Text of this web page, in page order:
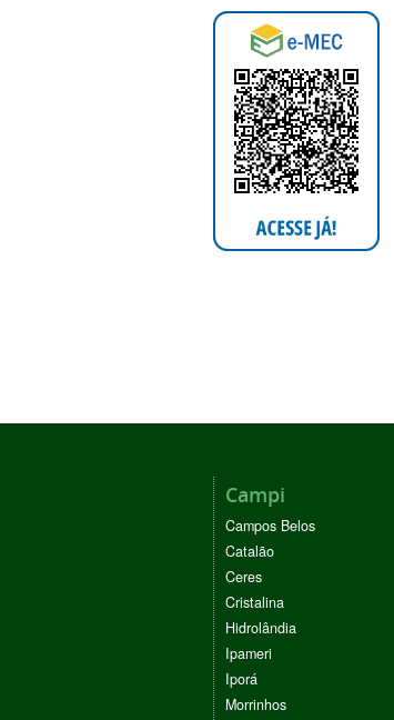
Campi
Campos Belos
Catalão
Ceres
Cristalina
Hidrolândia
Ipameri
Iporá
Morrinhos